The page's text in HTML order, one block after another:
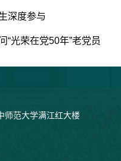
深度参与
“光荣在党50年”老党员
师范大学满江红大楼